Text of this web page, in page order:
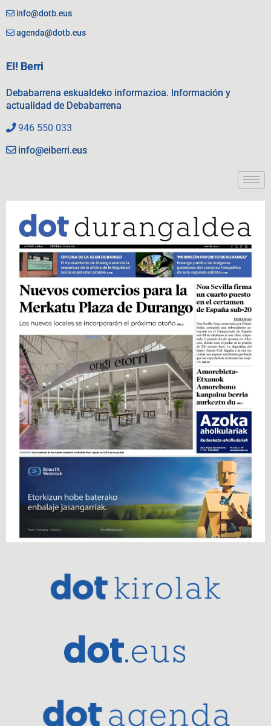
info@dotb.eus
agenda@dotb.eus
EI! Berri
Debabarrena eskualdeko informazioa. Información y
actualidad de Debabarrena
946 550 033
info@eiberri.eus